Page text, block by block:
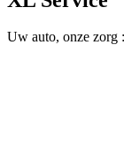
Uw auto, onze zorg